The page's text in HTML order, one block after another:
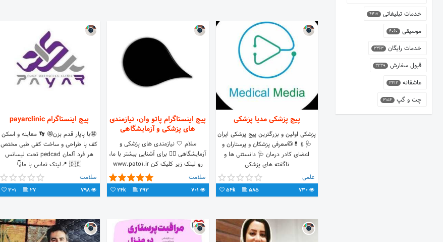
پیج پزشکی مدیا پزشکی
پزشکی اولین و بزرگترین پیج پزشکی ایران
🩺💉💊🥼معرفی پزشکان و پرستاران و
اعضای کادر درمان 🩺 دانستنی ها و
ناگفته های پزشکی
علمی
730
585
54k
پیج اینستاگرام پاتو وان، نیازمندی
های پزشکی و آزمایشگاهی
سلام 🤍 نیازمندی های پزشکی و
آزمایشگاهی 👇🏻 برای آشنایی بیشتر با ما،
رو لینک زیر کلیک کن www.pato1.ir
سلامت
293
24k
پیج اینستاگرام payarclinic
🤩با پایار قدم بزن🤩 👣 معاینه و اسکن
کف پا طراحی و‌ ساخت کفی طبی مختص
هر فرد آلمان pedcad تحت لیسانس
🇩🇪 📍لینک تماس با ما👇
سلامت
798
27
301
خدمات تبلیغاتی 4417
موسیقی 4060
خدمات رایگان 3363
قبول سفارش 3339
عاشقانه 3312
چت و گپ 3154